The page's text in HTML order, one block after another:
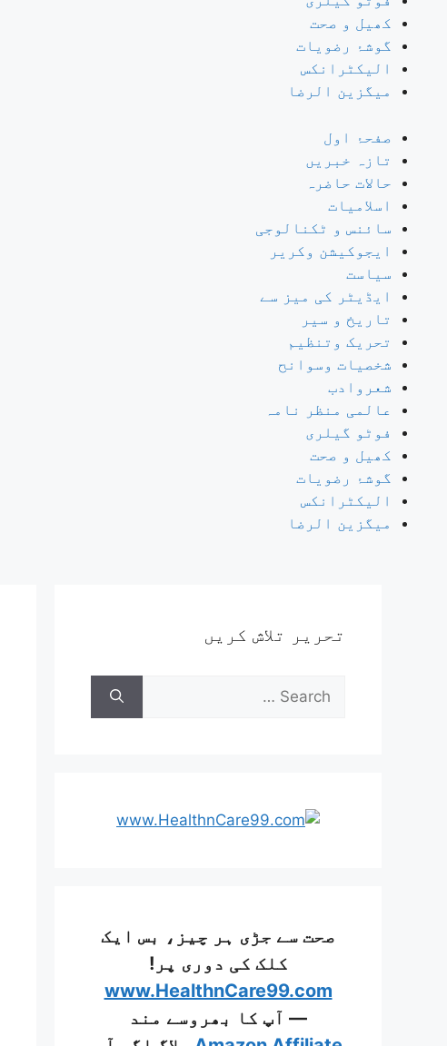
کھیل و صحت
گوشۂ رضویات
الیکٹرانکس
میگزین الرضا
صفحۂ اول
تازہ خبریں
حالات حاضرہ
اسلامیات
سائنس و ٹکنالوجی
ایجوکیشن وکریر
سیاست
ایڈیٹر کی میز سے
تاریخ و سیر
تحریک وتنظیم
شخصیات وسوانح
شعروادب
عالمی منظر نامہ
فوٹو گیلری
کھیل و صحت
گوشۂ رضویات
الیکٹرانکس
میگزین الرضا
تحریر تلاش کریں
صحت سے جڑی ہر چیز، بس ایک
کلک کی دوری پر!
www.HealthnCare99.com
— آپ کا بھروسے مند